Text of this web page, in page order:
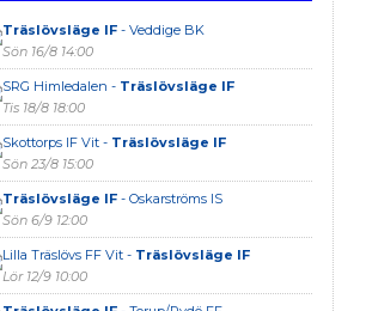
Träslövsläge IF- Veddige BK
Sön 16/8 14:00
SRG Himledalen - Träslövsläge IF
Tis 18/8 18:00
Skottorps IF Vit - Träslövsläge IF
Sön 23/8 15:00
Träslövsläge IF- Oskarströms IS
Sön 6/9 12:00
Lilla Träslövs FF Vit - Träslövsläge IF
Lör 12/9 10:00